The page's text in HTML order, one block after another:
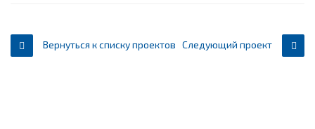
Вернуться к списку проектов Следующий проект